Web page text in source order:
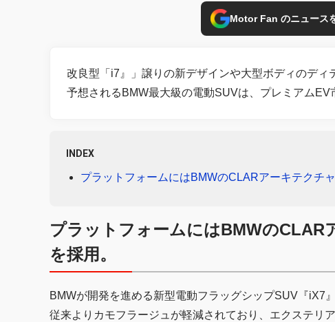
Motor Fan のニュース
改良型「i7』」譲りの新デザインや大型ボディのデ
予想されるBMW最大級の電動SUVは、プレミアムEV
INDEX
プラットフォームにはBMWのCLARアーキテクチ
プラットフォームにはBMWのCLAR
を採用。
BMWが開発を進める新型電動フラッグシップSUV『iX7
従来よりカモフラージュが軽減されており、エクステリ